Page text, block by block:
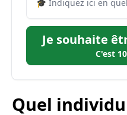
Je souhaite
C'est
Quel